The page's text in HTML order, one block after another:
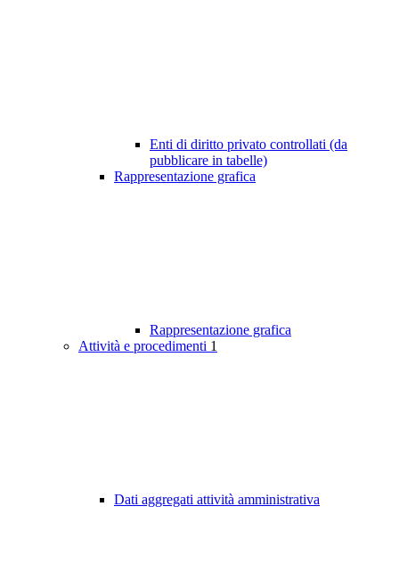
Enti di diritto privato controllati (da
pubblicare in tabelle)
Rappresentazione grafica
Rappresentazione grafica
Attività e procedimenti 1
Dati aggregati attività amministrativa